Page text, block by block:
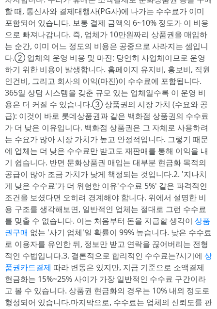
할 때, 통신사와 결제대행사(PG사)에 나가는 수수료가 이미
포함되어 있습니다. 보통 결제 금액의 6~10% 정도가 이 비용
으로 빠져나갑니다. 즉, 업체가 10만원짜리 상품권을 매입하
는 순간, 이미 어느 정도의 비용은 공중으로 사라지는 셈입니
다.② 업체의 운영 비용 및 마진: 당연히 사업체이므로 운영
하기 위한 비용이 발생합니다. 홈페이지 유지비, 홍보비, 직원
인건비, 그리고 회사의 이익(마진)이 수수료에 포함됩니다.
365일 상담 시스템을 갖춘 규모 있는 업체일수록 이 운영 비
용은 더 커질 수 있습니다.③ 상품권의 시장 가치 (수요와 공
급): 이것이 바로 롯데상품권과 같은 백화점 상품권의 수수료
가 더 낮은 이유입니다. 백화점 상품권은 그 자체로 사용하려
는 수요가 많아 시장 가치가 높고 안정적입니다. 그렇기 때문
에 업체는 더 낮은 수수료만 받고도 재판매를 통해 이익을 내
기 쉽습니다. 반면 문화상품권 매입는 대부분 현금화 목적의
공급이 많아 조금 가치가 낮게 책정되는 것입니다.2. '지나치
게 낮은 수수료'가 더 위험한 이유'수수료 5%' 같은 파격적인
조건을 보셨다면 오히려 경계해야 합니다. 위에서 설명한 비
용 구조를 생각해보면, 일반적인 업체는 절대로 그런 수수료
를 맞출 수 없습니다. 이는 처음부터 돈을 지급할 생각이 상품
권구매 없는 '사기 업체'일 확률이 99% 높습니다. 낮은 수수료
로 이용자를 유인한 뒤, 정보만 받고 연락을 끊어버리는 전형
적인 수법입니다.3. 결론적으로 합리적인 수수료는?시기에 상
품권카드결제 따라 변동은 있지만, 지금 기준으로 소액결제
현금화는 15%~25% 사이가 가장 일반적인 수수료 구간이라
고 볼 수 있습니다. 상품권 현금화의 경우는 10% 내외 정도로
형성되어 있습니다.마지막으로, 수수료는 업체의 신뢰도를 판